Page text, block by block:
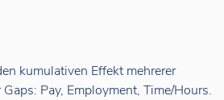
kumulativen Effekt mehrerer
Pay, Employment, Time/Hours.